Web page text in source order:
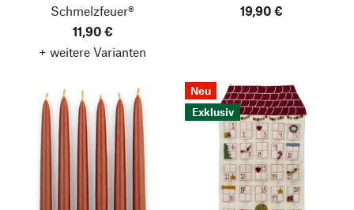
Schmelzfeuer®
11,90 €
+ weitere Varianten
19,90 €
Neu
Exklusiv